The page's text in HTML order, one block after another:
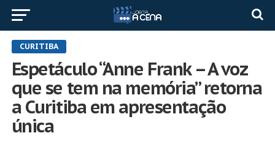
CURITIBA
Espetáculo “Anne Frank – A voz
que se tem na memória” retorna
a Curitiba em apresentação
única